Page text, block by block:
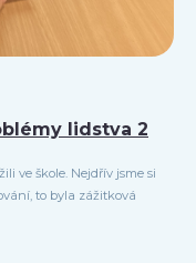
lidstva 2
ve škole. Nejdřív jsme si
to byla zážitková